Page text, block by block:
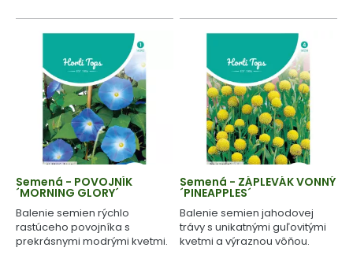
Semená - POVOJNÍK
´MORNING GLORY´
Balenie semien rýchlo
rastúceho povojníka s
prekrásnymi modrými kvetmi.
Semená - ZÁPLEVÁK VONNÝ
´PINEAPPLES´
Balenie semien jahodovej
trávy s unikatnými guľovitými
kvetmi a výraznou vôňou.